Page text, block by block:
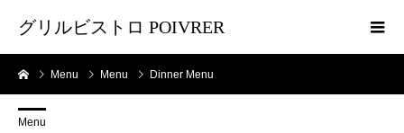
グリルビストロ POIVRER
Menu Menu Dinner Menu
Menu